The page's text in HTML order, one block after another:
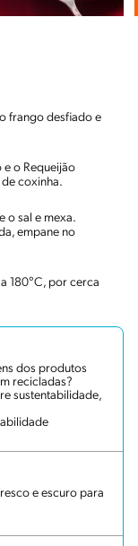
frango desfiado e
o Requeijão
coxinha.
o sal e mexa.
empane no
180°C, por cerca
dos produtos
recicladas?
sustentabilidade,
e escuro para